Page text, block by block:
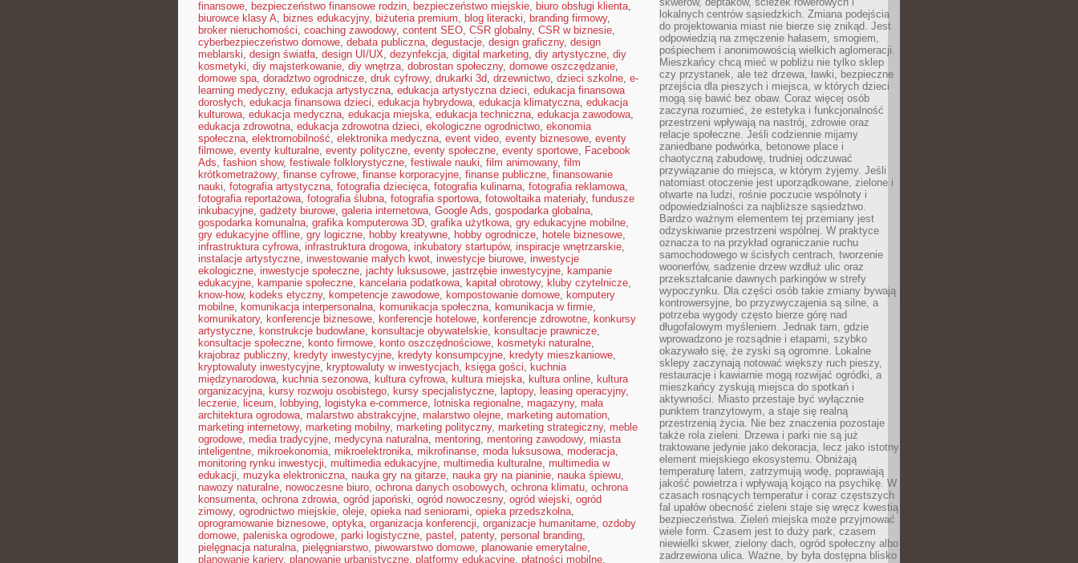
finansowe, bezpieczeństwo finansowe rodzin, bezpieczeństwo miejskie, biuro obsługi klienta,
biurowce klasy A, biznes edukacyjny, biżuteria premium, blog literacki, branding firmowy,
broker nieruchomości, coaching zawodowy, content SEO, CSR globalny, CSR w biznesie,
cyberbezpieczeństwo domowe, debata publiczna, degustacje, design graficzny, design
meblarski, design światła, design UI/UX, dezynfekcja, digital marketing, diy artystyczne, diy
kosmetyki, diy majsterkowanie, diy wnętrza, dobrostan społeczny, domowe oszczędzanie,
domowe spa, doradztwo ogrodnicze, druk cyfrowy, drukarki 3d, drzewnictwo, dzieci szkolne, e-
learning medyczny, edukacja artystyczna, edukacja artystyczna dzieci, edukacja finansowa
dorosłych, edukacja finansowa dzieci, edukacja hybrydowa, edukacja klimatyczna, edukacja
kulturowa, edukacja medyczna, edukacja miejska, edukacja techniczna, edukacja zawodowa,
edukacja zdrowotna, edukacja zdrowotna dzieci, ekologiczne ogrodnictwo, ekonomia
społeczna, elektromobilność, elektronika medyczna, event video, eventy biznesowe, eventy
filmowe, eventy kulturalne, eventy polityczne, eventy społeczne, eventy sportowe, Facebook
Ads, fashion show, festiwale folklorystyczne, festiwale nauki, film animowany, film
krótkometrażowy, finanse cyfrowe, finanse korporacyjne, finanse publiczne, finansowanie
nauki, fotografia artystyczna, fotografia dziecięca, fotografia kulinarna, fotografia reklamowa,
fotografia reportażowa, fotografia ślubna, fotografia sportowa, fotowoltaika materiały, fundusze
inkubacyjne, gadżety biurowe, galeria internetowa, Google Ads, gospodarka globalna,
gospodarka komunalna, grafika komputerowa 3D, grafika użytkowa, gry edukacyjne mobilne,
gry edukacyjne offline, gry logiczne, hobby kreatywne, hobby ogrodnicze, hotele biznesowe,
infrastruktura cyfrowa, infrastruktura drogowa, inkubatory startupów, inspiracje wnętrzarskie,
instalacje artystyczne, inwestowanie małych kwot, inwestycje biurowe, inwestycje
ekologiczne, inwestycje społeczne, jachty luksusowe, jastrzębie inwestycyjne, kampanie
edukacyjne, kampanie społeczne, kancelaria podatkowa, kapitał obrotowy, kluby czytelnicze,
know-how, kodeks etyczny, kompetencje zawodowe, kompostowanie domowe, komputery
mobilne, komunikacja interpersonalna, komunikacja społeczna, komunikacja w firmie,
komunikatory, konferencje biznesowe, konferencje hotelowe, konferencje zdrowotne, konkursy
artystyczne, konstrukcje budowlane, konsultacje obywatelskie, konsultacje prawnicze,
konsultacje społeczne, konto firmowe, konto oszczędnościowe, kosmetyki naturalne,
krajobraz publiczny, kredyty inwestycyjne, kredyty konsumpcyjne, kredyty mieszkaniowe,
kryptowaluty inwestycyjne, kryptowaluty w inwestycjach, księga gości, kuchnia
międzynarodowa, kuchnia sezonowa, kultura cyfrowa, kultura miejska, kultura online, kultura
organizacyjna, kursy rozwoju osobistego, kursy specjalistyczne, laptopy, leasing operacyjny,
leczenie, liceum, lobbying, logistyka e-commerce, lotniska regionalne, magazyny, mała
architektura ogrodowa, malarstwo abstrakcyjne, malarstwo olejne, marketing automation,
marketing internetowy, marketing mobilny, marketing polityczny, marketing strategiczny, meble
ogrodowe, media tradycyjne, medycyna naturalna, mentoring, mentoring zawodowy, miasta
inteligentne, mikroekonomia, mikroelektronika, mikrofinanse, moda luksusowa, moderacja,
monitoring rynku inwestycji, multimedia edukacyjne, multimedia kulturalne, multimedia w
edukacji, muzyka elektroniczna, nauka gry na gitarze, nauka gry na pianinie, nauka śpiewu,
nawozy naturalne, nowoczesne biuro, ochrona danych osobowych, ochrona klimatu, ochrona
konsumenta, ochrona zdrowia, ogród japoński, ogród nowoczesny, ogród wiejski, ogród
zimowy, ogrodnictwo miejskie, oleje, opieka nad seniorami, opieka przedszkolna,
oprogramowanie biznesowe, optyka, organizacja konferencji, organizacje humanitarne, ozdoby
domowe, paleniska ogrodowe, parki logistyczne, pastel , patenty, personal branding,
pielęgnacja naturalna, pielęgniarstwo, piwowarstwo domowe, planowanie emerytalne,
planowanie kariery, planowanie urbanistyczne, platformy edukacyjne, płatności mobilne,
lokalnych centrów sąsiedzkich. Zmiana podejścia
do projektowania miast nie bierze się znikąd. Jest
odpowiedzią na zmęczenie hałasem, smogiem,
pośpiechem i anonimowością wielkich aglomeracji.
Mieszkańcy chcą mieć w pobliżu nie tylko sklep
czy przystanek, ale też drzewa, ławki, bezpieczne
przejścia dla pieszych i miejsca, w których dzieci
mogą się bawić bez obaw. Coraz więcej osób
zaczyna rozumieć, że estetyka i funkcjonalność
przestrzeni wpływają na nastrój, zdrowie oraz
relacje społeczne. Jeśli codziennie mijamy
zaniedbane podwórka, betonowe place i
chaotyczną zabudowę, trudniej odczuwać
przywiązanie do miejsca, w którym żyjemy. Jeśli
natomiast otoczenie jest uporządkowane, zielone i
otwarte na ludzi, rośnie poczucie wspólnoty i
odpowiedzialności za najbliższe sąsiedztwo.
Bardzo ważnym elementem tej przemiany jest
odzyskiwanie przestrzeni wspólnej. W praktyce
oznacza to na przykład ograniczanie ruchu
samochodowego w ścisłych centrach, tworzenie
woonerfów, sadzenie drzew wzdłuż ulic oraz
przekształcanie dawnych parkingów w strefy
wypoczynku. Dla części osób takie zmiany bywają
kontrowersyjne, bo przyzwyczajenia są silne, a
potrzeba wygody często bierze górę nad
długofalowym myśleniem. Jednak tam, gdzie
wprowadzono je rozsądnie i etapami, szybko
okazywało się, że zyski są ogromne. Lokalne
sklepy zaczynają notować większy ruch pieszy,
restauracje i kawiarnie mogą rozwijać ogródki, a
mieszkańcy zyskują miejsca do spotkań i
aktywności. Miasto przestaje być wyłącznie
punktem tranzytowym, a staje się realną
przestrzenią życia. Nie bez znaczenia pozostaje
także rola zieleni. Drzewa i parki nie są już
traktowane jedynie jako dekoracja, lecz jako istotny
element miejskiego ekosystemu. Obniżają
temperaturę latem, zatrzymują wodę, poprawiają
jakość powietrza i wpływają kojąco na psychikę. W
czasach rosnących temperatur i coraz częstszych
fal upałów obecność zieleni staje się wręcz kwestią
bezpieczeństwa. Zieleń miejska może przyjmować
wiele form. Czasem jest to duży park, czasem
niewielki skwer, zielony dach, ogród społeczny albo
zadrzewiona ulica. Ważne, by była dostępna blisko